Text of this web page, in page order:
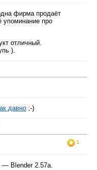
фирма продаёт
упоминание про
отличный.
).
давно ;-)
1
— Blender 2.57a.